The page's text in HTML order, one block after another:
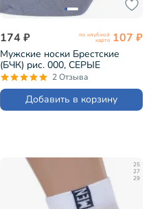
174 ₽ по клубной
карте 107 ₽
Мужские носки Брестские
(БЧК) рис. 000, СЕРЫЕ
(14С2124)
2 Отзыва
Добавить в корзину
25
27
29